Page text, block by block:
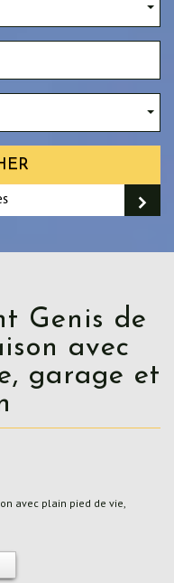
avec
garage et
avec plain pied de vie,